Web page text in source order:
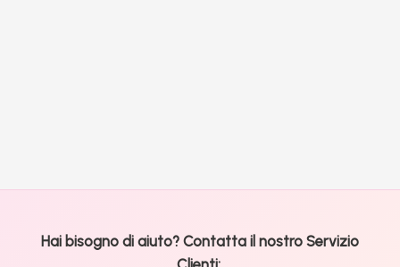
Hai bisogno di aiuto? Contatta il nostro Servizio